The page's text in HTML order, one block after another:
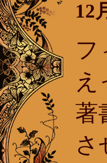
12
フ
著
さ